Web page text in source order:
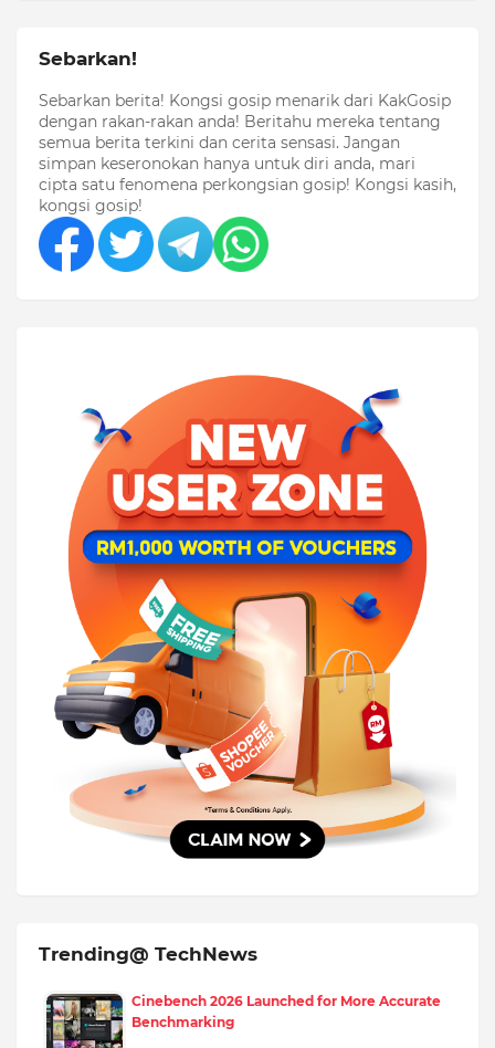
Sebarkan!
Sebarkan berita! Kongsi gosip menarik dari KakGosip
dengan rakan-rakan anda! Beritahu mereka tentang
semua berita terkini dan cerita sensasi. Jangan
simpan keseronokan hanya untuk diri anda, mari
cipta satu fenomena perkongsian gosip! Kongsi kasih,
kongsi gosip!
Trending@ TechNews
Cinebench 2026 Launched for More Accurate
Benchmarking